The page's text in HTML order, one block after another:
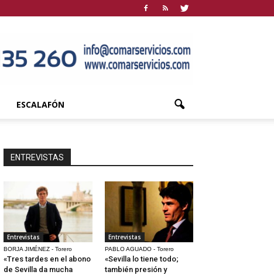
ESCALAFÓN
ENTREVISTAS
Entrevistas
BORJA JIMÉNEZ - Torero
«Tres tardes en el abono
de Sevilla da mucha
Entrevistas
PABLO AGUADO - Torero
«Sevilla lo tiene todo;
también presión y